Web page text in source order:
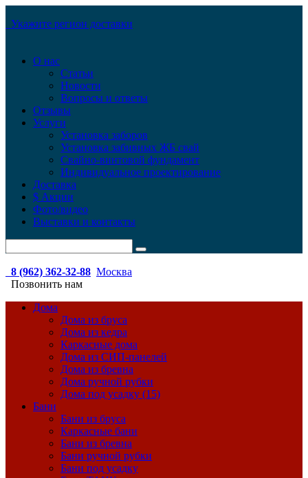
Укажите регион доставки
О нас
Статьи
Новости
Вопросы и ответы
Отзывы
Услуги
Установка заборов
Установка забивных ЖБ свай
Свайно-винтовой фундамент
Индивидуальное проектирование
Доставка
$ Акции
Фото/видео
Выставки и контакты
8 (962) 362-32-88 Москва
Позвонить нам
Дома
Дома из бруса
Дома из кедра
Каркасные дома
Дома из СИП-панелей
Дома из бревна
Дома ручной рубки
Дома под усадку (15)
Бани
Бани из бруса
Каркасные бани
Бани из бревна
Бани ручной рубки
Бани под усадку